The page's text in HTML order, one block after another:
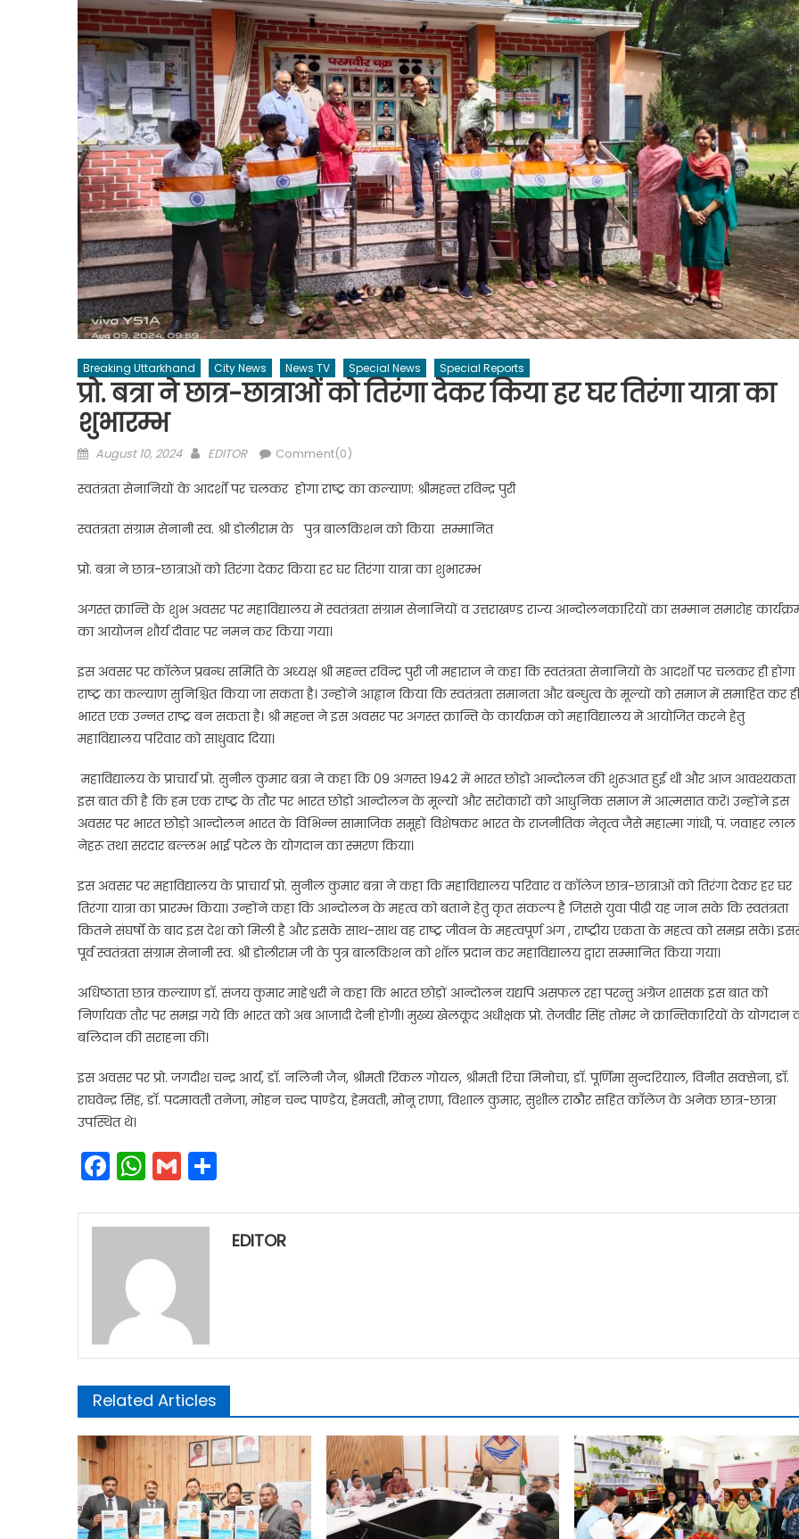
Breaking Uttarkhand City News News TV Special News Special Reports
प्रो. बत्रा ने छात्र-छात्राओं को तिरंगा देकर किया हर घर तिरंगा यात्रा का
शुभारम्भ
Posted
August 10, 2024 Author
EDITOR Comment(0)
स्वतंत्रता सेनानियों के आदर्शों पर चलकर होगा राष्ट्र का कल्याण: श्रीमहन्त रविन्द्र पुरी
स्वतंत्रता संग्राम सेनानी स्व. श्री डोलीराम के पुत्र बालकिशन को किया सम्मानित
प्रो. बत्रा ने छात्र-छात्राओं को तिरंगा देकर किया हर घर तिरंगा यात्रा का शुभारम्भ
अगस्त क्रान्ति के शुभ अवसर पर महाविद्यालय में स्वतंत्रता संग्राम सेनानियों व उत्तराखण्ड राज्य आन्दोलनकारियों का सम्मान समारोह
का आयोजन शौर्य दीवार पर नमन कर किया गया।
इस अवसर पर काॅलेज प्रबन्ध समिति के अध्यक्ष श्री महन्त रविन्द्र पुरी जी महाराज ने कहा कि स्वतंत्रता सेनानियों के आदर्शों पर चलकर ही होगा
राष्ट्र का कल्याण सुनिश्चित किया जा सकता है। उन्होंने आह्वान किया कि स्वतंत्रता समानता और बन्धुत्व के मूल्यों को समाज में समाहित कर ही
भारत एक उन्नत राष्ट्र बन सकता है। श्री महन्त ने इस अवसर पर अगस्त क्रान्ति के कार्यक्रम को महाविद्यालय में आयोजित करने हेतु
महाविद्यालय परिवार को साधुवाद दिया।
महाविद्यालय के प्राचार्य प्रो. सुनील कुमार बत्रा ने कहा कि 09 अगस्त 1942 में भारत छोड़ो आन्दोलन की शुरूआत हुई थी और आज आवश्यकता
इस बात की है कि हम एक राष्ट्र के तौर पर भारत छोड़ो आन्दोलन के मूल्यों और सरोकारों को आधुनिक समाज में आत्मसात करें। उन्होंने इस
अवसर पर भारत छोड़ो आन्दोलन भारत के विभिन्न सामाजिक समूहों विशेषकर भारत के राजनीतिक नेतृत्व जैसे महात्मा गांधी, पं. जवाहर लाल
नेहरू तथा सरदार बल्लभ भाई पटेल के योगदान का स्मरण किया।
इस अवसर पर महाविद्यालय के प्राचार्य प्रो. सुनील कुमार बत्रा ने कहा कि महाविद्यालय परिवार व काॅलेज छात्र-छात्राओं को तिरंगा देकर हर घर
तिरंगा यात्रा का प्रारम्भ किया। उन्होंने कहा कि आन्दोलन के महत्व को बताने हेतु कृत संकल्प है जिससे युवा पीढ़ी यह जान सके कि स्वतंत्रता
कितने संघर्षों के बाद इस देश को मिली है और इसके साथ-साथ वह राष्ट्र जीवन के महत्वपूर्ण अंग , राष्ट्रीय एकता के महत्व को समझ सके।
पूर्व स्वतंत्रता संग्राम सेनानी स्व. श्री डोलीराम जी के पुत्र बालकिशन को शाॅल प्रदान कर महाविद्यालय द्वारा सम्मानित किया गया।
अधिष्ठाता छात्र कल्याण डाॅ. संजय कुमार माहेश्वरी ने कहा कि भारत छोड़ों आन्दोलन यद्यपि असफल रहा परन्तु अंग्रेज शासक इस बात को
निर्णायक तौर पर समझ गये कि भारत को अब आजादी देनी होगी। मुख्य खेलकूद अधीक्षक प्रो. तेजवीर सिंह तोमर ने क्रान्तिकारियों के योगदान
बलिदान की सराहना की।
इस अवसर पर प्रो. जगदीश चन्द्र आर्य, डाॅ. नलिनी जैन, श्रीमती रिंकल गोयल, श्रीमती रिचा मिनोचा, डाॅ. पूर्णिमा सुन्दरियाल, विनीत सक्सेना, डाॅ.
राघवेन्द्र सिंह, डाॅ. पदमावती तनेजा, मोहन चन्द पाण्डेय, हेमवती, मोनू राणा, विशाल कुमार, सुशील राठौर सहित काॅलेज के अनेक छात्र-छात्रा
उपस्थित थे।
Facebook
WhatsApp
Gmail
EDITOR
Related Articles